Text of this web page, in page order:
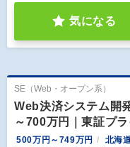
気になる
SE（Web・オープン系）
Web決済システム開
～700万円｜東証プ
500万円～749万円
北海